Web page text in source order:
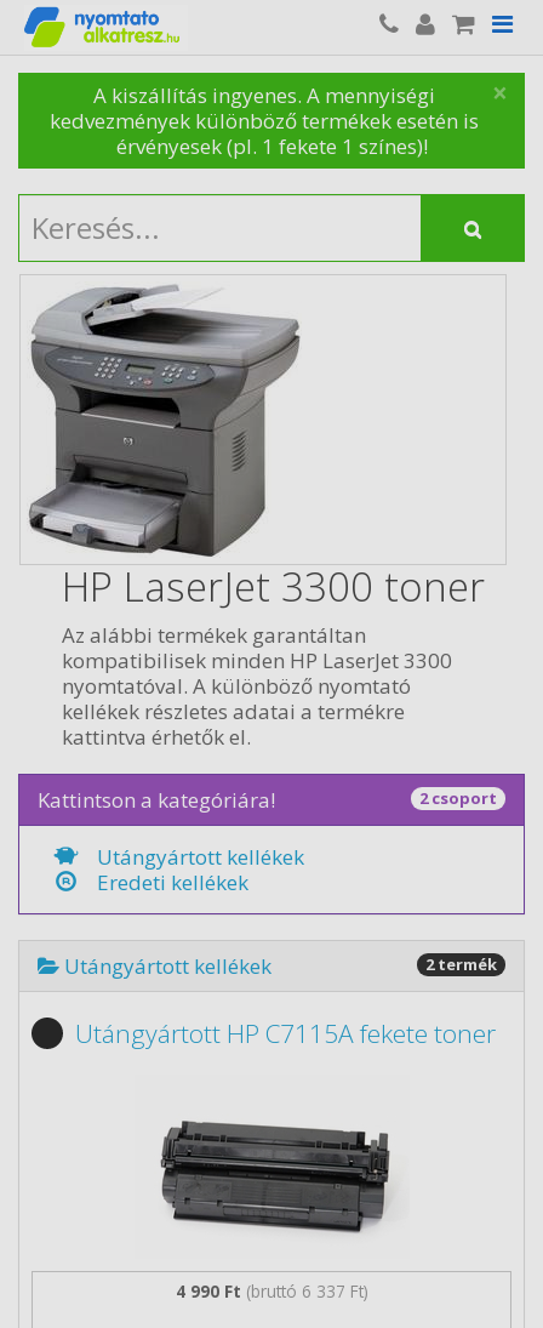
×
A kiszállítás ingyenes. A mennyiségi
kedvezmények különböző termékek esetén is
érvényesek (pl. 1 fekete 1 színes)!
HP LaserJet 3300 toner
Az alábbi termékek garantáltan
kompatibilisek minden HP LaserJet 3300
nyomtatóval. A különböző nyomtató
kellékek részletes adatai a termékre
kattintva érhetők el.
Kattintson a kategóriára! 2 csoport
Utángyártott kellékek
Eredeti kellékek
Utángyártott kellékek 2 termék
Utángyártott HP C7115A fekete toner
4 990 Ft (bruttó 6 337 Ft)